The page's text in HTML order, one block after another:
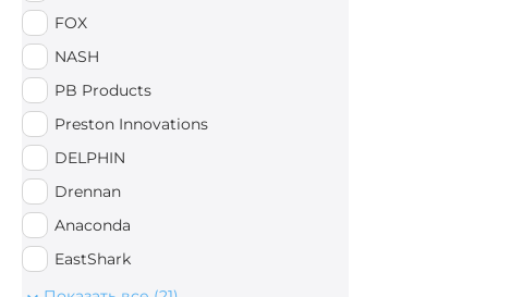
FOX
NASH
PB Products
Preston Innovations
DELPHIN
Drennan
Anaconda
EastShark
Sonik